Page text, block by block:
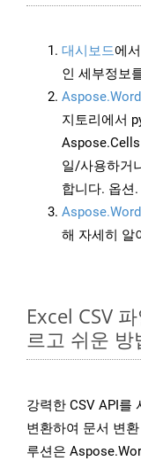
대시보드에
인 세부정보
지토리에서
일/사용하거
합니다. 옵션.
해 자세히 알
Excel CSV
르고 쉬운 방
강력한 CSV API를
변환하여 문서 변
루션은